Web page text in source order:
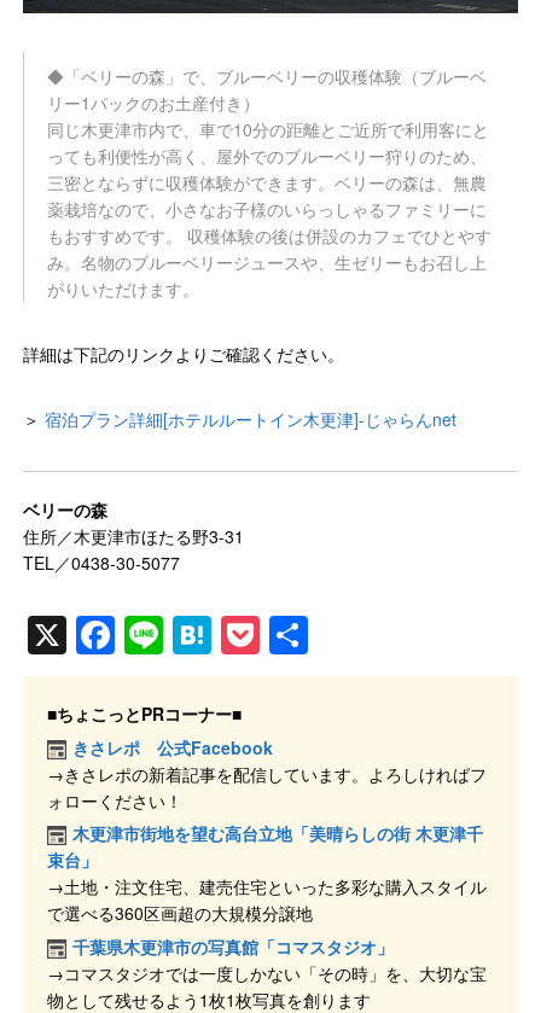
◆「ベリーの森」で、ブルーベリーの収穫体験（ブルーベ
リー1パックのお土産付き）
同じ木更津市内で、車で10分の距離とご近所で利用客にと
っても利便性が高く、屋外でのブルーベリー狩りのため、
三密とならずに収穫体験ができます。ベリーの森は、無農
薬栽培なので、小さなお子様のいらっしゃるファミリーに
もおすすめです。 収穫体験の後は併設のカフェでひとやす
み。名物のブルーベリージュースや、生ゼリーもお召し上
がりいただけます。
詳細は下記のリンクよりご確認ください。
＞宿泊プラン詳細[ホテルルートイン木更津]-じゃらんnet
ベリーの森
住所／木更津市ほたる野3-31
TEL／0438-30-5077
X F
a
c
e
b
o
o
k
Li
n
e
H
at
e
n
a
P
o
et
有
■ちょこっとPRコーナー■
きさレポ 公式Facebook
→きさレポの新着記事を配信しています。よろしければフ
ォローください！
木更津市街地を望む高台立地「美晴らしの街 木更津千
束台」
→土地・注文住宅、建売住宅といった多彩な購入スタイル
で選べる360区画超の大規模分譲地
千葉県木更津市の写真館「コマスタジオ」
→コマスタジオでは一度しかない「その時」を、大切な宝
物として残せるよう1枚1枚写真を創ります